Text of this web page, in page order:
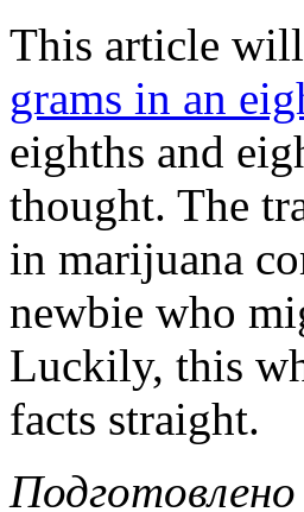
This article
grams in an
eighths and
thought. The
in marijuana
newbie who
Luckily, this
facts straight.